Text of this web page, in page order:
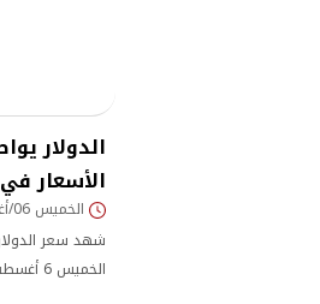
الدولار
الأسعار
الخميس 06/أغسطس/2026 - 09:18 م
شهد سعر
الخميس 6 أغسطس 2026، بعدما انخفض بنحو 3 قروش.